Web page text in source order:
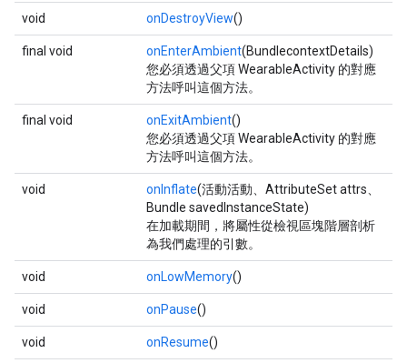
void onDestroyView()
final void onEnterAmbient(BundlecontextDetails)
您必須透過父項 WearableActivity 的對應
方法呼叫這個方法。
final void onExitAmbient()
您必須透過父項 WearableActivity 的對應
方法呼叫這個方法。
void onInflate(活動活動、AttributeSet attrs、
Bundle savedInstanceState)
在加載期間，將屬性從檢視區塊階層剖析
為我們處理的引數。
void onLowMemory()
void onPause()
void onResume()